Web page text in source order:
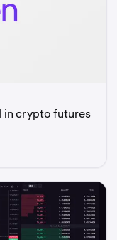
in crypto futures